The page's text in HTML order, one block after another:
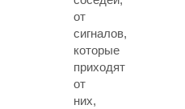
от
сигналов,
которые
приходят
от
них,